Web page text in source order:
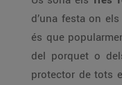
d’una festa on
és que
del porquet o
protector de tots